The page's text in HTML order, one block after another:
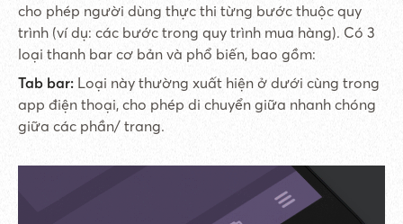
cho phép người dùng thực thi từng bước thuộc quy
trình (ví dụ: các bước trong quy trình mua hàng). Có 3
loại thanh bar cơ bản và phổ biến, bao gồm:
Tab bar: Loại này thường xuất hiện ở dưới cùng trong
app điện thoại, cho phép di chuyển giữa nhanh chóng
giữa các phần/ trang.